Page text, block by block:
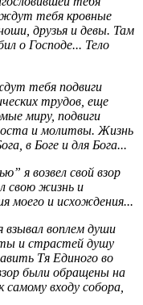
тебя кровные
друзья и девы. Там
о Господе... Тело
тебя подвиги
трудов, еще
миру, подвиги
и молитвы. Жизнь
в Боге и для Бога...
я возвел свой взор
свою жизнь и
моего и исхождения...
взывал воплем души
и страстей душу
Тя Единого во
были обращены на
входу собора,